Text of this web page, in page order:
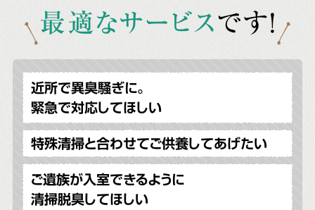
最適なサービスです!
近所で異臭騒ぎに。
緊急で対応してほしい
特殊清掃と合わせてご供養してあげたい
ご遺族が入室できるように
清掃脱臭してほしい